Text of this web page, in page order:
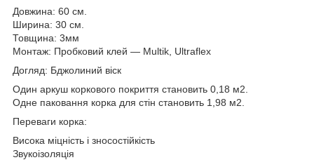
Довжина: 60 см.
Ширина: 30 см.
Товщина: 3мм
Монтаж: Пробковий клей — Multik, Ultraflex
Догляд: Бджолиний віск
Один аркуш коркового покриття становить 0,18 м2.
Одне паковання корка для стін становить 1,98 м2.
Переваги корка:
Висока міцність і зносостійкість
Звукоізоляція